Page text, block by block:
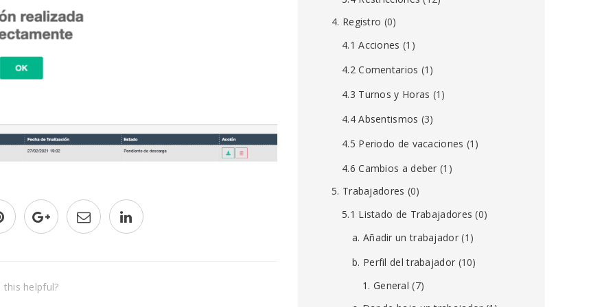
this helpful?
4. Registro (0)
4.1 Acciones (1)
4.2 Comentarios (1)
4.3 Turnos y Horas (1)
4.4 Absentismos (3)
4.5 Periodo de vacaciones (1)
4.6 Cambios a deber (1)
5. Trabajadores (0)
5.1 Listado de Trabajadores (0)
a. Añadir un trabajador(1)
b. Perfil del trabajador (10)
1. General (7)